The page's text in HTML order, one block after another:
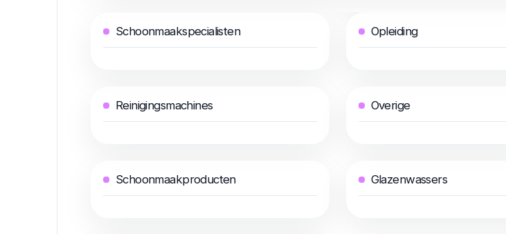
Schoonmaakspecialisten
Reinigingsmachines
Schoonmaakproducten
Opleiding
Overige
Glazenwassers